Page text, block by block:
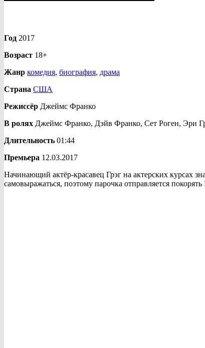
Год 2017
Возраст 18+
Жанр комедия, биография, драма
Страна США
Режиссёр Джеймс Франко
В ролях Джеймс Франко, Дэйв Франко, Сет Роген, Эри
Длительность 01:44
Премьера 12.03.2017
Начинающий актёр-красавец Грэг на актерских курсах
самовыражаться, поэтому парочка отправляется покорять